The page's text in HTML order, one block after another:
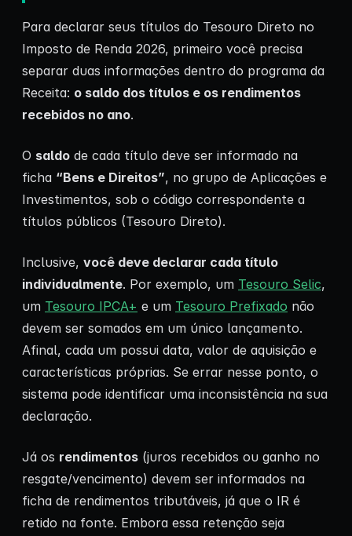
Para declarar seus títulos do Tesouro Direto no
Imposto de Renda 2026, primeiro você precisa
separar duas informações dentro do programa da
Receita: o saldo dos títulos e os rendimentos
recebidos no ano.
O saldo de cada título deve ser informado na
ficha “Bens e Direitos”, no grupo de Aplicações e
Investimentos, sob o código correspondente a
títulos públicos (Tesouro Direto).
Inclusive, você deve declarar cada título
individualmente. Por exemplo, um Tesouro Selic,
um Tesouro IPCA+ e um Tesouro Prefixado não
devem ser somados em um único lançamento.
Afinal, cada um possui data, valor de aquisição e
características próprias. Se errar nesse ponto, o
sistema pode identificar uma inconsistência na sua
declaração.
Já os rendimentos (juros recebidos ou ganho no
resgate/vencimento) devem ser informados na
ficha de rendimentos tributáveis, já que o IR é
retido na fonte. Embora essa retenção seja